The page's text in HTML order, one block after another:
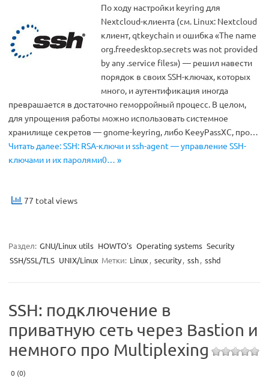
По ходу настройки keyring для
Nextcloud-клиента (см. Linux: Nextcloud
клиент, qtkeychain и ошибка «The name
org.freedesktop.secrets was not provided
by any .service files») — решил навести
порядок в своих SSH-ключах, которых
много, и аутентификация иногда
преврашается в достаточно геморройный процесс. В целом,
для упрощения работы можно использовать системное
хранилище секретов — gnome-keyring, либо KeeyPassXC, про…
Читать далее: SSH: RSA-ключи и ssh-agent — управление SSH-
ключами и их паролями0… »
77 total views
Раздел: GNU/Linux utils HOWTO's Operating systems Security
SSH/SSL/TLS UNIX/Linux Метки: Linux , security, ssh, sshd
SSH: подключение в
приватную сеть через Bastion и
немного про Multiplexing
0 (0)